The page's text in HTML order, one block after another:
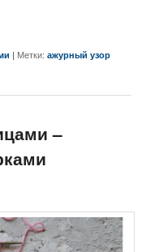
| Метки: ажурный узор
–